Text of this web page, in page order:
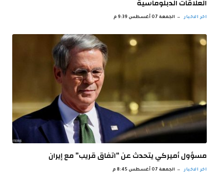
العلاقات الدبلوماسية
اخر الاخبار الجمعة 07 أغسطس 9:39 م
مسؤول أميركي يتحدث عن “اتفاق قريب” مع إيران
اخر الاخبار الجمعة 07 أغسطس 8:45 م